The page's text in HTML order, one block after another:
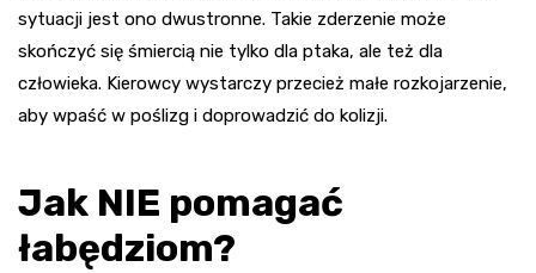
sytuacji jest ono dwustronne. Takie zderzenie może
skończyć się śmiercią nie tylko dla ptaka, ale też dla
człowieka. Kierowcy wystarczy przecież małe rozkojarzenie,
aby wpaść w poślizg i doprowadzić do kolizji.
Jak NIE pomagać
łabędziom?